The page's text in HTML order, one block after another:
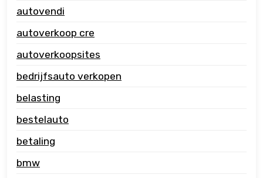
autovendi
autoverkoop cre
autoverkoopsites
bedrijfsauto verkopen
belasting
bestelauto
betaling
bmw